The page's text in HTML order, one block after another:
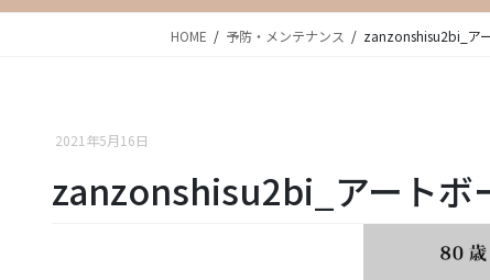
HOME 予防・メンテナンス zanzonshisu2bi_ア
2021年5月16日
zanzonshisu2bi_アートボ